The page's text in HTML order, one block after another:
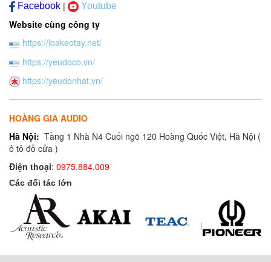
Facebook | Youtube
Website cùng công ty
https://loakeotay.net/
https://yeudoco.vn/
https://yeudonhat.vn/
HOÀNG GIA AUDIO
Hà Nội: Tầng 1 Nhà N4 Cuối ngõ 120 Hoàng Quốc Việt, Hà Nội (
ô tô đỗ cửa )
Điện thoại: 0975.884.009
Các đối tác lớn